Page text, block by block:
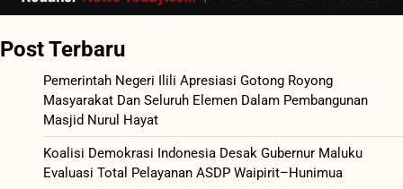
Post Terbaru
Pemerintah Negeri Ilili Apresiasi Gotong Royong
Masyarakat Dan Seluruh Elemen Dalam Pembangunan
Masjid Nurul Hayat
Koalisi Demokrasi Indonesia Desak Gubernur Maluku
Evaluasi Total Pelayanan ASDP Waipirit–Hunimua